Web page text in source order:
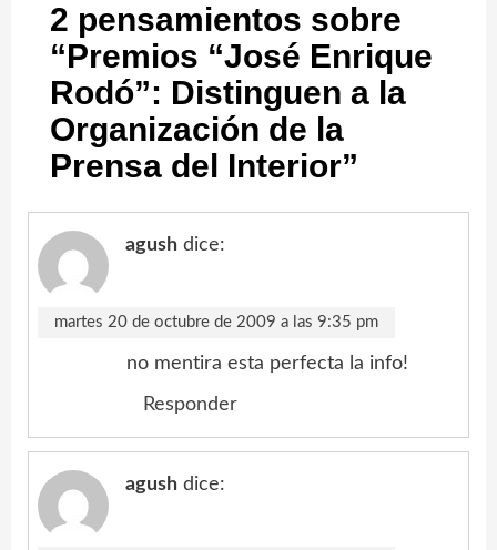
2 pensamientos sobre
“Premios “José Enrique
Rodó”: Distinguen a la
Organización de la
Prensa del Interior”
agush dice:
martes 20 de octubre de 2009 a las 9:35 pm
no mentira esta perfecta la info!
Responder
agush dice: